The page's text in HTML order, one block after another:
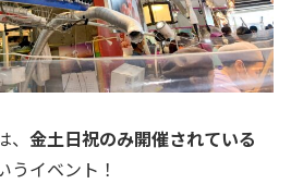
金土日祝のみ開催されている
うイベント！